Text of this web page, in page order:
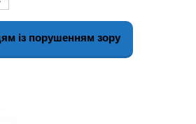
із порушенням зору